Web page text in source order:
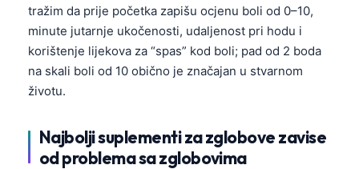
tražim da prije početka zapišu ocjenu boli od 0–10,
minute jutarnje ukočenosti, udaljenost pri hodu i
korištenje lijekova za “spas” kod boli; pad od 2 boda
na skali boli od 10 obično je značajan u stvarnom
životu.
Najbolji suplementi za zglobove zavise
od problema sa zglobovima